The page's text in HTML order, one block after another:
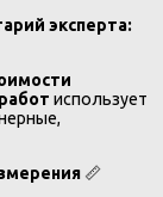
эксперта:
использует
📏